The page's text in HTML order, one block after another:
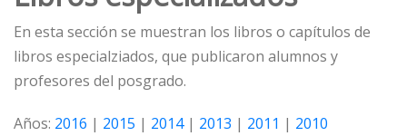
En esta sección se muestran los libros o capítulos de
libros especialziados, que publicaron alumnos y
profesores del posgrado.
Años: 2016 | 2015 | 2014| 2013 | 2011 | 2010